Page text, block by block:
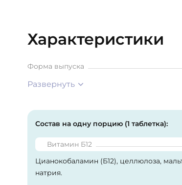
Характеристики
Форма выпуска
Развернуть
Состав на одну порцию (1 таблетка):
Витамин Б12
Цианокобаламин (Б12), целлюлоза,
натрия.